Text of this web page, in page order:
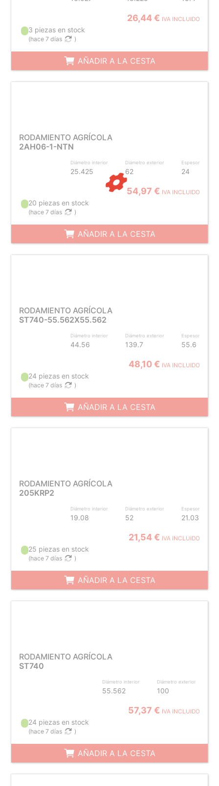
26,44 € IVA INCLUIDO
3 piezas en stock
(hace 7 días )
AÑADIR A LA CESTA
RODAMIENTO AGRÍCOLA
2AH06-1-NTN
Diámetro interior
25.425
Diámetro exterior
62
Espesor
24
54,97 € IVA INCLUIDO
20 piezas en stock
(hace 7 días )
AÑADIR A LA CESTA
RODAMIENTO AGRÍCOLA
ST740-55.562X55.562
Diámetro interior
44.56
Diámetro exterior
139.7
Espesor
55.6
48,10 € IVA INCLUIDO
24 piezas en stock
(hace 7 días )
AÑADIR A LA CESTA
RODAMIENTO AGRÍCOLA
205KRP2
Diámetro interior
19.08
Diámetro exterior
52
Espesor
21.03
21,54 € IVA INCLUIDO
25 piezas en stock
(hace 7 días )
AÑADIR A LA CESTA
RODAMIENTO AGRÍCOLA
ST740
Diámetro interior
55.562
Diámetro exterior
100
57,37 € IVA INCLUIDO
24 piezas en stock
(hace 7 días )
AÑADIR A LA CESTA